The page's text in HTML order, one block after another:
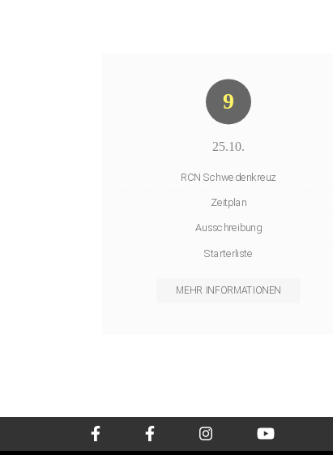
9
25.10.
RCN Schwedenkreuz
Zeitplan
Ausschreibung
Starterliste
MEHR INFORMATIONEN